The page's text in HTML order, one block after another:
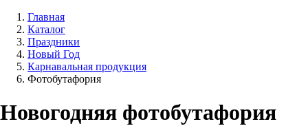
Главная
Каталог
Праздники
Новый Год
Карнавальная продукция
Фотобутафория
Новогодняя фотобутафория